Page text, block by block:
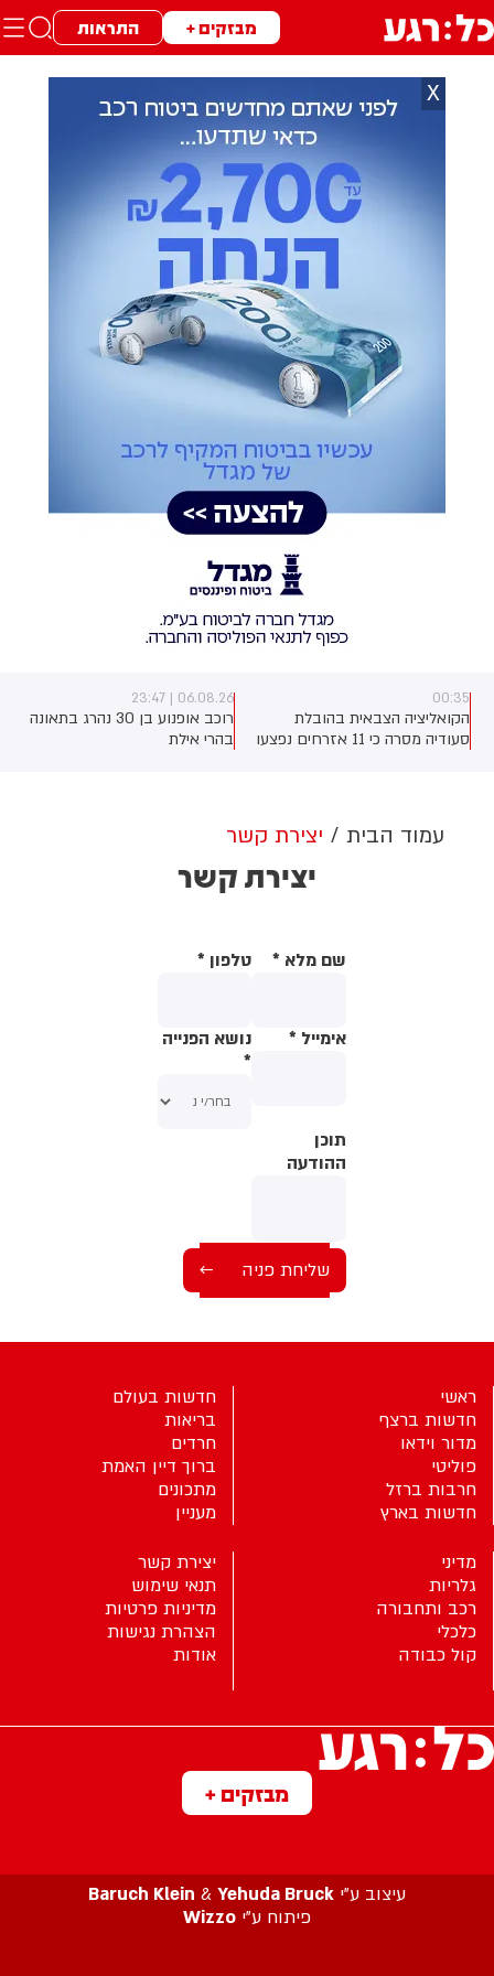
מבזקים + התראות
X
00:35
הקואליציה הצבאית בהובלת
סעודיה מסרה כי 11 אזרחים נפצעו
06.08.26 | 23:47
רוכב אופנוע בן 30 נהרג בתאונה
בהרי אילת
עמוד הבית יצירת קשר
יצירת קשר
שם מלא * טלפון *
אימייל *
נושא הפנייה
*
תוכן
ההודעה
מבזקים +
ראשי
חדשות ברצף
מדור וידאו
פוליטי
חרבות ברזל
חדשות בארץ
חדשות בעולם
בריאות
חרדים
ברוך דיין האמת
מתכונים
מעניין
מדיני
גלריות
רכב ותחבורה
כלכלי
קול כבודה
יצירת קשר
תנאי שימוש
מדיניות פרטיות
הצהרת נגישות
אודות
עיצוב ע”י Baruch Klein & Yehuda Bruck
פיתוח ע”י Wizzo